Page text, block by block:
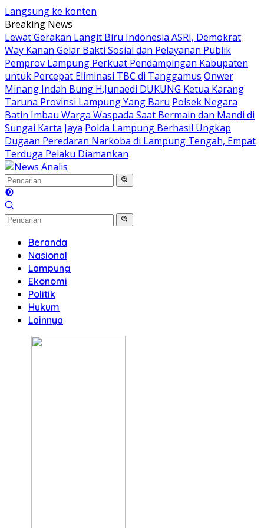
Langsung ke konten
Breaking News
Lewat Gerakan Langit Biru Indonesia ASRI, Demokrat
Way Kanan Gelar Bakti Sosial dan Pelayanan Publik
Pemprov Lampung Perkuat Pendampingan Kabupaten
untuk Percepat Eliminasi TBC di Tanggamus Onwer
Minang Indah Bung H.Junaedi DUKUNG Ketua Karang
Taruna Provinsi Lampung Yang Baru Polsek Negara
Batin Imbau Warga Waspada Saat Bermain dan Mandi di
Sungai Karta Jaya Polda Lampung Berhasil Ungkap
Dugaan Peredaran Narkoba di Lampung Tengah, Empat
Terduga Pelaku Diamankan
Beranda
Nasional
Lampung
Ekonomi
Politik
Hukum
Lainnya